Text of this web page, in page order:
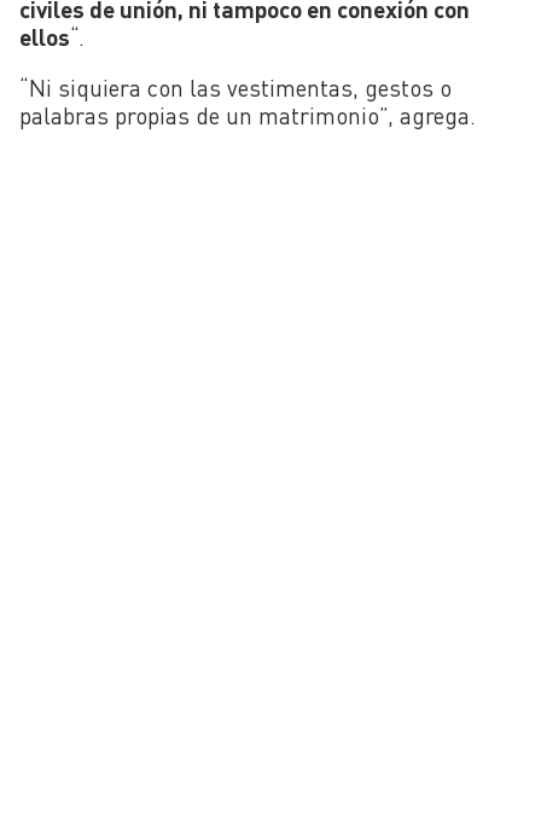
civiles de unión, ni tampoco en conexión con
ellos“.
“Ni siquiera con las vestimentas, gestos o
palabras propias de un matrimonio”, agrega.